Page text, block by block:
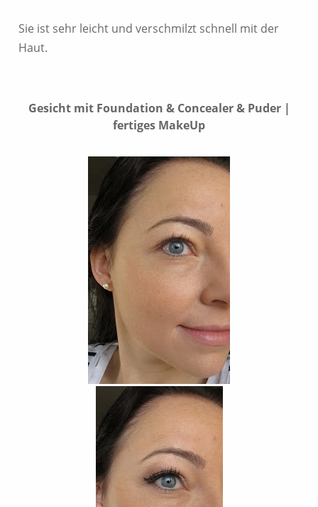
Sie ist sehr leicht und verschmilzt schnell mit der
Haut.
Gesicht mit Foundation & Concealer & Puder |
fertiges MakeUp